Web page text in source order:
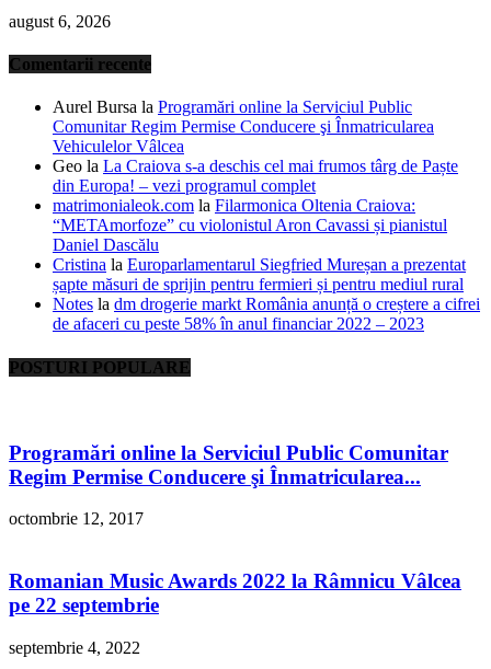
august 6, 2026
Comentarii recente
Aurel Bursa la Programări online la Serviciul Public
Comunitar Regim Permise Conducere şi Înmatricularea
Vehiculelor Vâlcea
Geo la La Craiova s-a deschis cel mai frumos târg de Paște
din Europa! – vezi programul complet
matrimonialeok.com la Filarmonica Oltenia Craiova:
“METAmorfoze” cu violonistul Aron Cavassi și pianistul
Daniel Dascălu
Cristina la Europarlamentarul Siegfried Mureșan a prezentat
șapte măsuri de sprijin pentru fermieri și pentru mediul rural
Notes la dm drogerie markt România anunță o creștere a cifrei
de afaceri cu peste 58% în anul financiar 2022 – 2023
POSTURI POPULARE
Programări online la Serviciul Public Comunitar
Regim Permise Conducere şi Înmatricularea...
octombrie 12, 2017
Romanian Music Awards 2022 la Râmnicu Vâlcea
pe 22 septembrie
septembrie 4, 2022